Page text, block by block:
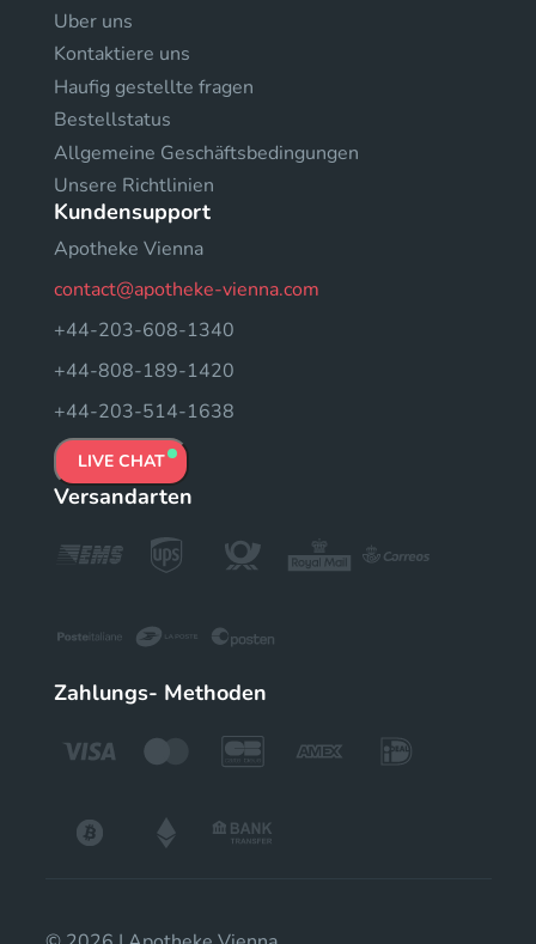
Uber uns
Kontaktiere uns
Haufig gestellte fragen
Bestellstatus
Allgemeine Geschäftsbedingungen
Unsere Richtlinien
Kundensupport
Apotheke Vienna
contact@apotheke-vienna.com
+44-203-608-1340
+44-808-189-1420
+44-203-514-1638
LIVE CHAT
Versandarten
Zahlungs- Methoden